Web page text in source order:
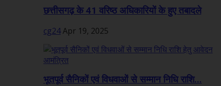
छत्तीसगढ़ के 41 वरिष्ठ अधिकारियों के हुए तबादले
cg24Apr 19, 2025
भूतपूर्व सैनिकों एवं विधवाओं से सम्मान निधि राशि...